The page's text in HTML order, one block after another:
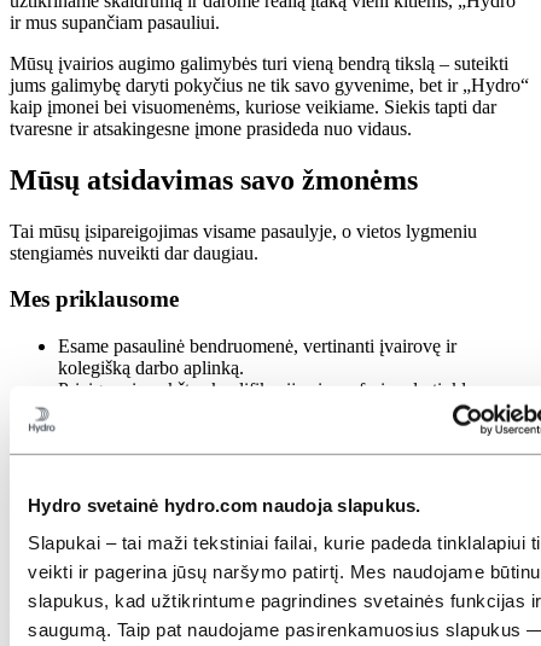
Hydro svetainė hydro.com naudoja slapukus.
Slapukai – tai maži tekstiniai failai, kurie padeda tinklalapiui
veikti ir pagerina jūsų naršymo patirtį. Mes naudojame
slapukus, kad užtikrintume pagrindines svetainės funkcijas ir
saugumą. Taip pat naudojame pasirenkamuosius slapukus
ir mus supančiam pasauliui.
Mūsų įvairios augimo galimybės turi vieną bendrą tikslą – suteikti
jums galimybę daryti pokyčius ne tik savo gyvenime, bet ir „Hydro“
kaip įmonei bei visuomenėms, kuriose veikiame. Siekis tapti dar
tvaresne ir atsakingesne įmone prasideda nuo vidaus.
Mūsų atsidavimas savo žmonėms
Tai mūsų įsipareigojimas visame pasaulyje, o vietos lygmeniu
stengiamės nuveikti dar daugiau.
Mes priklausome
Esame pasaulinė bendruomenė, vertinanti įvairovę ir
kolegišką darbo aplinką.
Prieiga prie aukštos kvalifikacijos ir profesionalų tinklo
Mes augame
tobulėjimas per įvairias užduotis, prasmingus iššūkius ir
Karjeros galimybės apima tarptautinius vaidmenis ir visą
įmonės vertės grandinę
Mes dalijamės tikslu